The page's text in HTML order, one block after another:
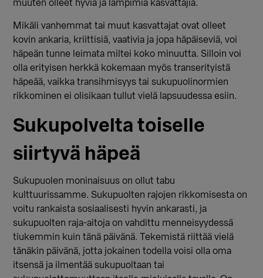
muuten olleet hyviä ja lämpimiä kasvattajia.
Mikäli vanhemmat tai muut kasvattajat ovat olleet
kovin ankaria, kriittisiä, vaativia ja jopa häpäiseviä, voi
häpeän tunne leimata miltei koko minuutta. Silloin voi
olla erityisen herkkä kokemaan myös transerityistä
häpeää, vaikka transihmisyys tai sukupuolinormien
rikkominen ei olisikaan tullut vielä lapsuudessa esiin.
Sukupolvelta toiselle
siirtyvä häpeä
Sukupuolen moninaisuus on ollut tabu
kulttuurissamme. Sukupuolten rajojen rikkomisesta on
voitu rankaista sosiaalisesti hyvin ankarasti, ja
sukupuolten raja-aitoja on vahdittu menneisyydessä
tiukemmin kuin tänä päivänä. Tekemistä riittää vielä
tänäkin päivänä, jotta jokainen todella voisi olla oma
itsensä ja ilmentää sukupuoltaan tai